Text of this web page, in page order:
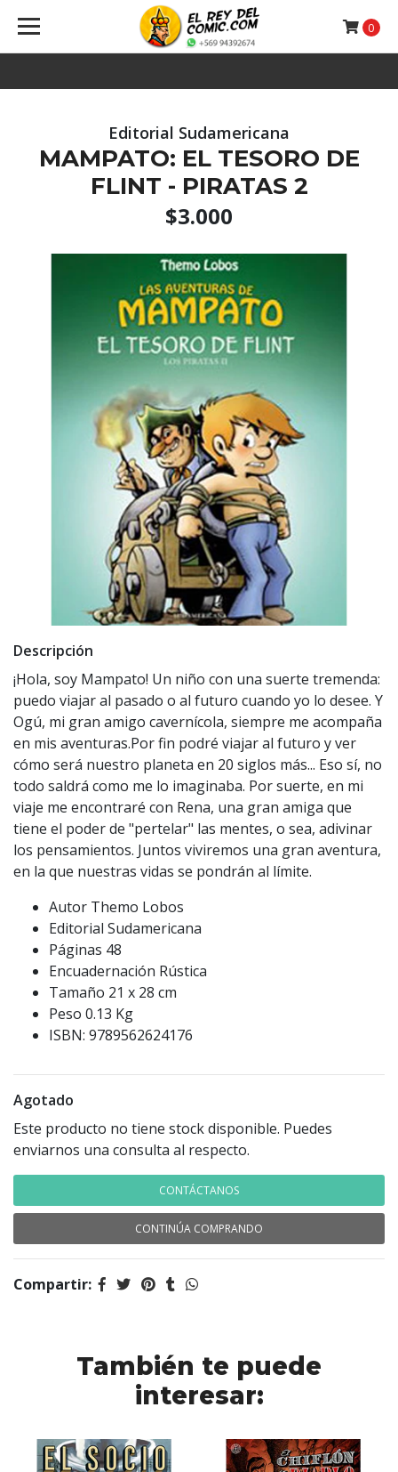
0
Editorial Sudamericana
MAMPATO: EL TESORO DE
FLINT - PIRATAS 2
$3.000
Descripción
¡Hola, soy Mampato! Un niño con una suerte tremenda:
puedo viajar al pasado o al futuro cuando yo lo desee. Y
Ogú, mi gran amigo cavernícola, siempre me acompaña
en mis aventuras.Por fin podré viajar al futuro y ver
cómo será nuestro planeta en 20 siglos más... Eso sí, no
todo saldrá como me lo imaginaba. Por suerte, en mi
viaje me encontraré con Rena, una gran amiga que
tiene el poder de "pertelar" las mentes, o sea, adivinar
los pensamientos. Juntos viviremos una gran aventura,
en la que nuestras vidas se pondrán al límite.
Autor Themo Lobos
Editorial Sudamericana
Páginas 48
Encuadernación Rústica
Tamaño 21 x 28 cm
Peso 0.13 Kg
ISBN: 9789562624176
Agotado
Este producto no tiene stock disponible. Puedes
enviarnos una consulta al respecto.
CONTÁCTANOS
CONTINÚA COMPRANDO
Compartir:
También te puede
interesar: